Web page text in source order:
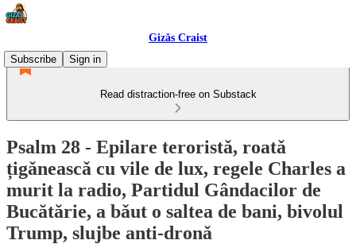
Gizǎs Craist
Subscribe
Sign in
Read distraction-free on Substack
Psalm 28 - Epilare teroristǎ, roatǎ
țigǎneascǎ cu vile de lux, regele Charles a
murit la radio, Partidul Gândacilor de
Bucătărie, a bǎut o saltea de bani, bivolul
Trump, slujbe anti-dronǎ